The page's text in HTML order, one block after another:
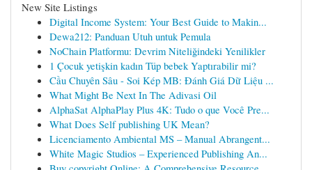
New Site Listings
Digital Income System: Your Best Guide to Makin...
Dewa212: Panduan Utuh untuk Pemula
NoChain Platformu: Devrim Niteliğindeki Yenilikler
1 Çocuk yetişkin kadın Tüp bebek Yaptırabilir mi?
Cầu Chuyên Sâu - Soi Kép MB: Đánh Giá Dữ Liệu ...
What Might Be Next In The Adivasi Oil
AlphaSat AlphaPlay Plus 4K: Tudo o que Você Pre...
What Does Self publishing UK Mean?
Licenciamento Ambiental MS – Manual Abrangent...
White Magic Studios – Experienced Publishing An...